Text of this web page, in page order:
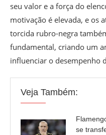
seu valor e a força do
motivação é elevada, e os
torcida rubro-negra
fundamental, criando um
influenciar o desempenho
Veja Também:
se